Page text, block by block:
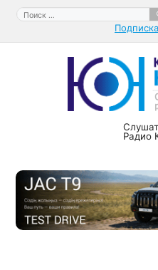
Перейти
содержимому
Поиск:
Радио